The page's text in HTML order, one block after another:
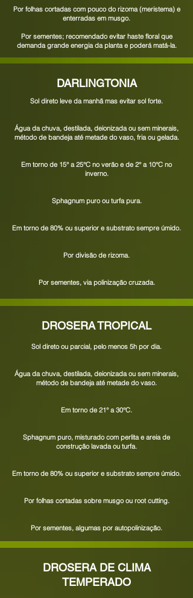
Por folhas cortadas com pouco do rizoma (meristema) e
enterradas em musgo.
Por sementes; recomendado evitar haste floral que
demanda grande energia da planta e poderá matá-la.
DARLINGTONIA
Sol direto leve da manhã mas evitar sol forte.
Água da chuva, destilada, deionizada ou sem minerais,
método de bandeja até metade do vaso, fria ou gelada.
Em torno de 15° a 25°C no verão e de 2° a 10°C no
inverno.
Sphagnum puro ou turfa pura.
Em torno de 80% ou superior e substrato sempre úmido.
Por divisão de rizoma.
Por sementes, via polinização cruzada.
DROSERA TROPICAL
Sol direto ou parcial, pelo menos 5h por dia.
Água da chuva, destilada, deionizada ou sem minerais,
método de bandeja até metade do vaso.
Em torno de 21° a 30°C.
Sphagnum puro, misturado com perlita e areia de
construção lavada ou turfa.
Em torno de 80% ou superior e substrato sempre úmido.
Por folhas cortadas sobre musgo ou root cutting.
Por sementes, algumas por autopolinização.
DROSERA DE CLIMA
TEMPERADO